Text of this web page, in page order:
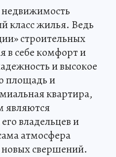
класс жилья. Ведь
строительных
в себе комфорт и
и высокое
площадь и
квартира,
являются
владельцев и
атмосфера
свершений.